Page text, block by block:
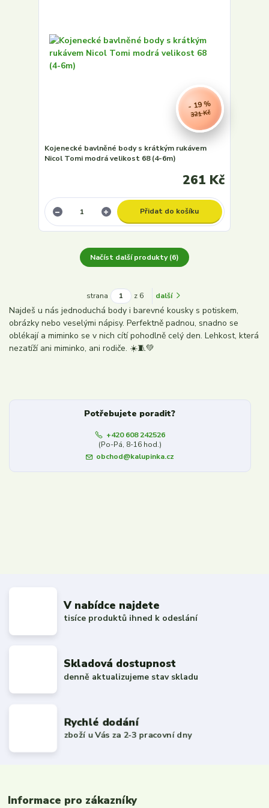
321 Kč
- 19 %
Kojenecké bavlněné body s krátkým rukávem
Nicol Tomi modrá velikost 68 (4-6m)
261 Kč
Přidat do košíku
Načíst další produkty (6)
strana z 6 další
Najdeš u nás jednoduchá body i barevné kousky s potiskem,
obrázky nebo veselými nápisy. Perfektně padnou, snadno se
oblékají a miminko se v nich cítí pohodlně celý den. Lehkost, která
nezatíží ani miminko, ani rodiče. ☀️🧵💚
Potřebujete poradit?
+420 608 242526
(Po-Pá, 8-16 hod.)
obchod@kalupinka.cz
V nabídce najdete
tisíce produktů ihned k odeslání
Skladová dostupnost
denně aktualizujeme stav skladu
Rychlé dodání
zboží u Vás za 2-3 pracovní dny
Informace pro zákazníky